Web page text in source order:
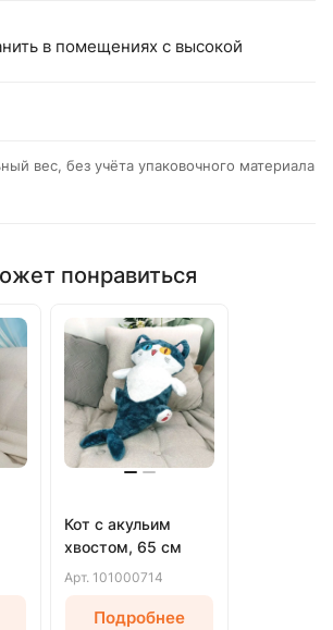
в помещениях с высокой
вес, без учёта упаковочного материала
понравиться
Кот с акульим
хвостом, 65 см
Арт. 101000714
Подробнее